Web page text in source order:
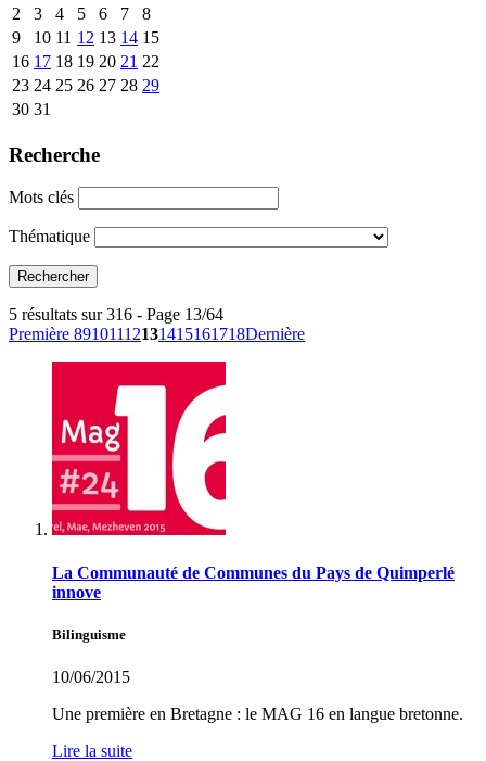
2
3 4 5 6 7
8
9
10 11 12 13 14 15
16 17 18 19 20 21 22
23 24 25 26 27 28 29
30 31
Recherche
Mots clés
Thématique
5 résultats sur 316 - Page 13/64
Première 89101112131415161718Dernière
La Communauté de Communes du Pays de Quimperlé
innove
Bilinguisme
10/06/2015
Une première en Bretagne : le MAG 16 en langue bretonne.
Lire la suite